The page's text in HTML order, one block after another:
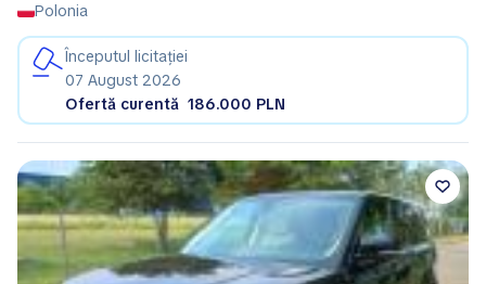
Polonia
Începutul licitației
07 August 2026
Ofertă curentă 186.000 PLN